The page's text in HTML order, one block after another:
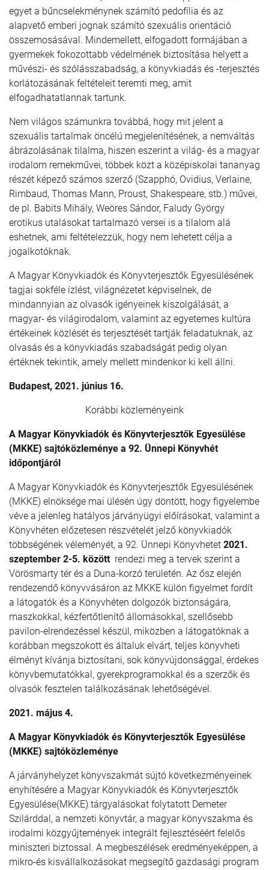
egyet a bűncselekménynek számító pedofília és az
alapvető emberi jognak számító szexuális orientáció
összemosásával. Mindemellett, elfogadott formájában a
gyermekek fokozottabb védelmének biztosítása helyett a
művészi- és szólásszabadság, a könyvkiadás és -terjesztés
korlátozásának feltételeit teremti meg, amit
elfogadhatatlannak tartunk.
Nem világos számunkra továbbá, hogy mit jelent a
szexuális tartalmak öncélú megjelenítésének, a nemváltás
ábrázolásának tilalma, hiszen eszerint a világ- és a magyar
irodalom remekművei, többek közt a középiskolai tananyag
részét képező számos szerző (Szapphó, Ovidius, Verlaine,
Rimbaud, Thomas Mann, Proust, Shakespeare, stb.) művei,
de pl. Babits Mihály, Weöres Sándor, Faludy György
erotikus utalásokat tartalmazó versei is a tilalom alá
eshetnek, ami feltételezzük, hogy nem lehetett célja a
jogalkotóknak.
A Magyar Könyvkiadók és Könyvterjesztők Egyesülésének
tagjai sokféle ízlést, világnézetet képviselnek, de
mindannyian az olvasók igényeinek kiszolgálását, a
magyar- és világirodalom, valamint az egyetemes kultúra
értékeinek közlését és terjesztését tartják feladatuknak, az
olvasás és a könyvkiadás szabadságát pedig olyan
értéknek tekintik, amely mellett mindenkor ki kell állni.
Budapest, 2021. június 16.
Korábbi közleményeink
A Magyar Könyvkiadók és Könyvterjesztők Egyesülése
(MKKE) sajtóközleménye a 92. Ünnepi Könyvhét
időpontjáról
A Magyar Könyvkiadók és Könyvterjesztők Egyesülésének
(MKKE) elnöksége mai ülésén úgy döntött, hogy figyelembe
véve a jelenleg hatályos járványügyi előírásokat, valamint a
Könyvhéten előzetesen részvételét jelző könyvkiadók
többségének véleményét, a 92. Ünnepi Könyvhetet 2021.
szeptember 2-5. között rendezi meg a tervek szerint a
Vörösmarty tér és a Duna-korzó területén. Az ősz elején
rendezendő könyvvásáron az MKKE külön figyelmet fordít
a látogatók és a Könyvhéten dolgozók biztonságára,
maszkokkal, kézfertőtlenítő állomásokkal, szellősebb
pavilon-elrendezéssel készül, miközben a látogatóknak a
korábban megszokott és általuk elvárt, teljes könyvheti
élményt kívánja biztosítani, sok könyvújdonsággal, érdekes
könyvbemutatókkal, gyerekprogramokkal és a szerzők és
olvasók fesztelen találkozásának lehetőségével.
2021. május 4.
A Magyar Könyvkiadók és Könyvterjesztők Egyesülése
(MKKE) sajtóközleménye
A járványhelyzet könyvszakmát sújtó következményeinek
enyhítésére a Magyar Könyvkiadók és Könyvterjesztők
Egyesülése(MKKE) tárgyalásokat folytatott Demeter
Szilárddal, a nemzeti könyvtár, a magyar könyvszakma és
irodalmi közgyűjtemények integrált fejlesztéséért felelős
miniszteri biztossal. A megbeszélések eredményeképpen, a
mikro-és kisvállalkozásokat megsegítő gazdasági program